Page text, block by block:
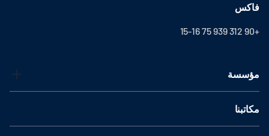
فاكس
+90 312 939 75 15-16
مؤسسة
مكاتبنا